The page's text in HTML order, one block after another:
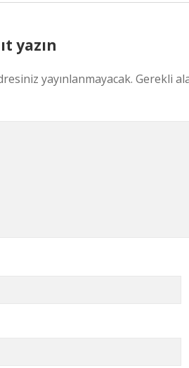
yazın
yayınlanmayacak. Gerekli